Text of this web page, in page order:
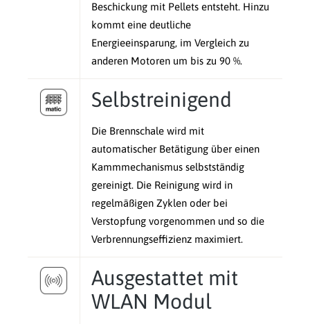
Beschickung mit Pellets entsteht. Hinzu
kommt eine deutliche
Energieeinsparung, im Vergleich zu
anderen Motoren um bis zu 90 %.
Selbstreinigend
Die Brennschale wird mit
automatischer Betätigung über einen
Kammmechanismus selbstständig
gereinigt. Die Reinigung wird in
regelmäßigen Zyklen oder bei
Verstopfung vorgenommen und so die
Verbrennungseffizienz maximiert.
Ausgestattet mit
WLAN Modul